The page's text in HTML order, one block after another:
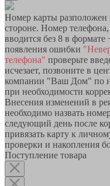
Номер карты
стороне. Номер
вводится без 8 в
появления ошибки
телефона" проверьте
исчезает, позвоните в
компании "Ваш Дом" по
при необходимости
Внесения изменений в
необходимо назвать
следующий день после
привязать карту к
проверки и накопления
Поступление товара